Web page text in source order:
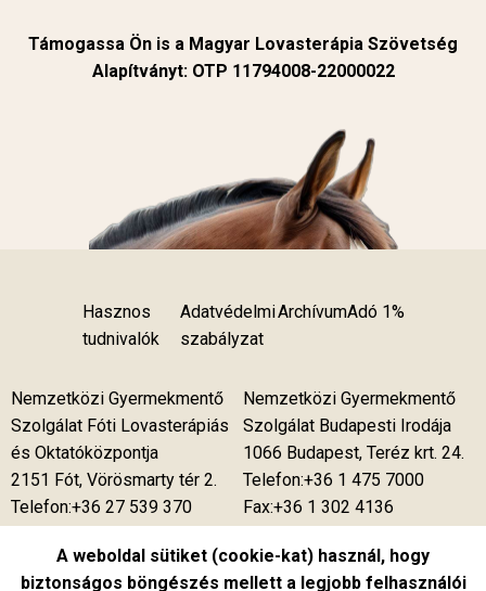
Támogassa Ön is a Magyar Lovasterápia Szövetség
Alapítványt: OTP 11794008-22000022
Hasznos
tudnivalók
Adatvédelmi
szabályzat
ArchívumAdó 1%
Nemzetközi Gyermekmentő
Szolgálat Fóti Lovasterápiás
és Oktatóközpontja
2151 Fót, Vörösmarty tér 2.
Telefon:+36 27 539 370
Telefon:+36 27 537 850
Nemzetközi Gyermekmentő
Szolgálat Budapesti Irodája
1066 Budapest, Teréz krt. 24.
Telefon:+36 1 475 7000
Fax:+36 1 302 4136
A weboldal sütiket (cookie-kat) használ, hogy
biztonságos böngészés mellett a legjobb felhasználói